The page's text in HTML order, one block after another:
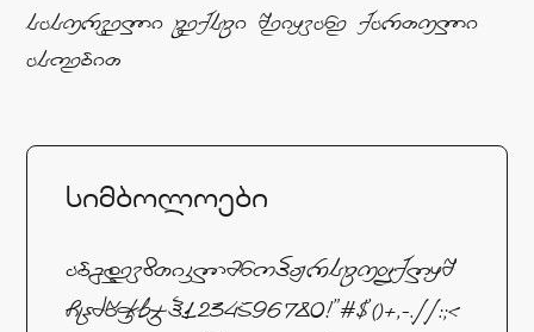
სასურველი ტექსტი შეიყვანე ქართული
ასოებით
სიმბოლოები
აბგდევზთიკლმნოპჟრსტუფქღყშ
ჩცძწჭხჯჰ1234596780!"#$'()+,-.//:;<